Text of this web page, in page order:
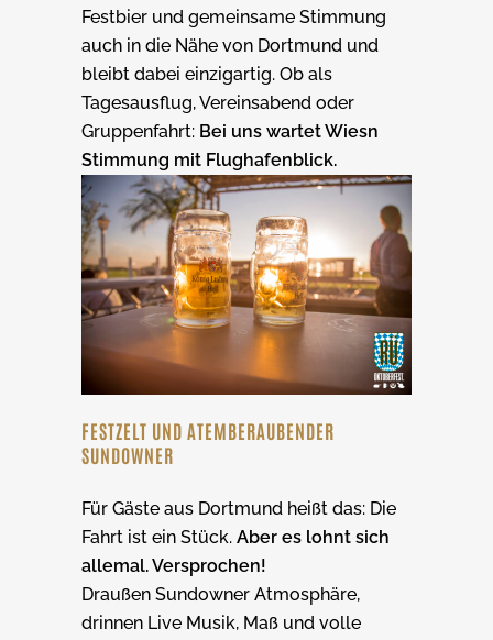
Festbier und gemeinsame Stimmung
auch in die Nähe von Dortmund und
bleibt dabei einzigartig. Ob als
Tagesausflug, Vereinsabend oder
Gruppenfahrt: Bei uns wartet Wiesn
Stimmung mit Flughafenblick.
FESTZELT UND ATEMBERAUBENDER
SUNDOWNER
Für Gäste aus Dortmund heißt das: Die
Fahrt ist ein Stück. Aber es lohnt sich
allemal. Versprochen!
Draußen Sundowner Atmosphäre,
drinnen Live Musik, Maß und volle